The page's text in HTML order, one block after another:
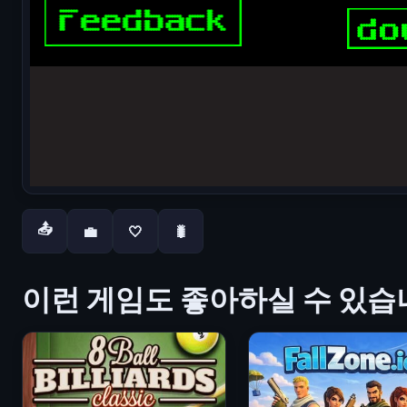
📤 💼 🤍 🐛
이런 게임도 좋아하실 수 있습